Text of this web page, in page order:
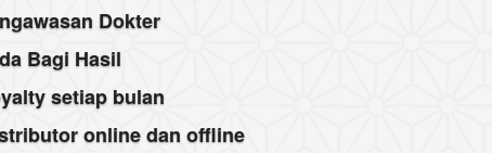
Dokter
Bagi Hasil
setiap bulan
online dan offline